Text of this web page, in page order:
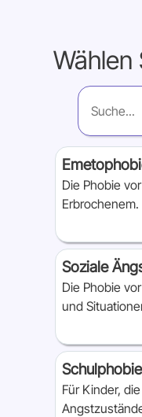
Wählen
Die Phobie
Erbrochenem.
Soziale
Die Phobie
und
Schulphobie
Für Kinder,